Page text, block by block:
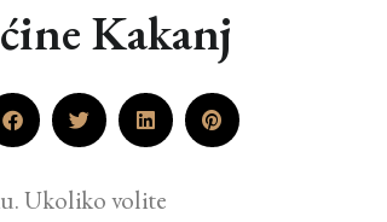
Kakanj
Ukoliko volite